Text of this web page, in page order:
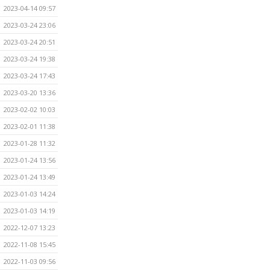
2023-04-14 09:57
2023-03-24 23:06
2023-03-24 20:51
2023-03-24 19:38
2023-03-24 17:43
2023-03-20 13:36
2023-02-02 10:03
2023-02-01 11:38
2023-01-28 11:32
2023-01-24 13:56
2023-01-24 13:49
2023-01-03 14:24
2023-01-03 14:19
2022-12-07 13:23
2022-11-08 15:45
2022-11-03 09:56